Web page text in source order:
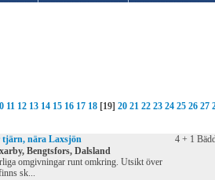
11 12 13 14 15 16 17 18 [19] 20 21 22 23 24 25 26 27
tjärn, nära Laxsjön
Bengtsfors, Dalsland
omgivningar runt omkring. Utsikt över
sk...
4 + 1